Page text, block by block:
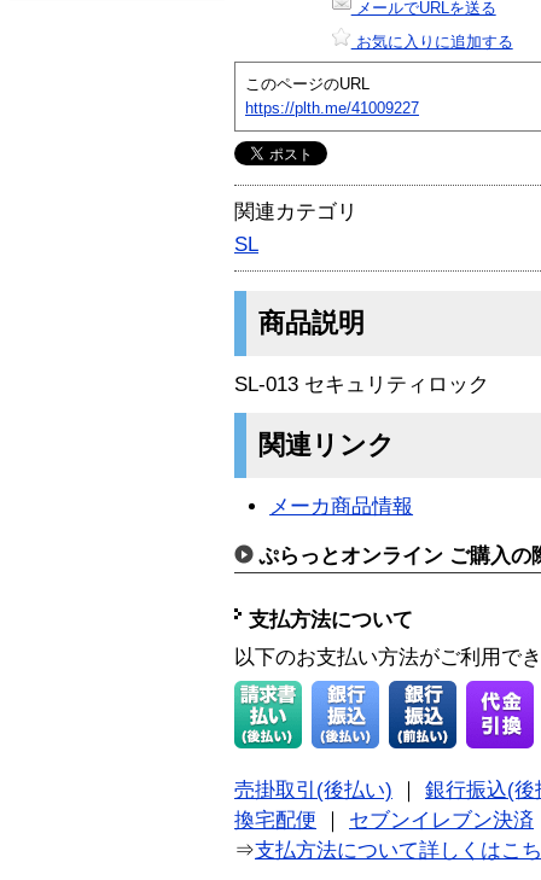
メールでURLを送る
お気に入りに追加する
このページのURL
https://plth.me/41009227
関連カテゴリ
SL
商品説明
SL-013 セキュリティロック
関連リンク
メーカ商品情報
ぷらっとオンライン ご購入の
支払方法について
以下のお支払い方法がご利用で
売掛取引(後払い)
銀行振込(後
換宅配便
セブンイレブン決済
⇒支払方法について詳しくはこ